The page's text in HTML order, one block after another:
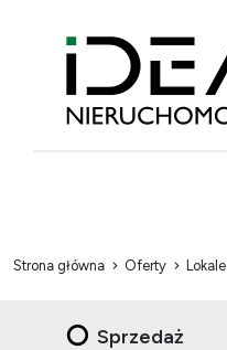
Strona główna Oferty Lokale
Sprzedaż